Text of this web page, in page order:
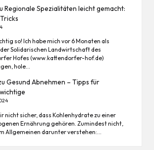
Regionale Spezialitäten leicht gemacht:
so! Ich habe mich vor 6 Monaten als
Solidarischen Landwirtschaft des
Hofes (www.kattendorfer-hof.de)
hole…
Gesund Abnehmen – Tipps für
nicht sicher, dass Kohlenhydrate zu einer
Ernährung gehören. Zumindest nicht,
Allgemeinen darunter verstehen:…